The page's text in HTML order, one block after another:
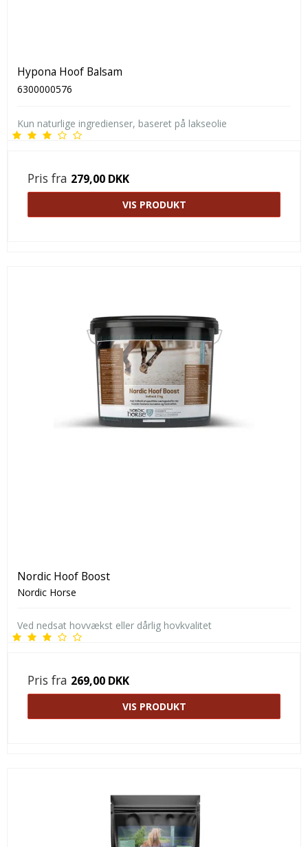
Hypona Hoof Balsam
6300000576
Kun naturlige ingredienser, baseret på lakseolie
Pris fra 279,00 DKK
VIS PRODUKT
Nordic Hoof Boost
Nordic Horse
Ved nedsat hovvækst eller dårlig hovkvalitet
Pris fra 269,00 DKK
VIS PRODUKT